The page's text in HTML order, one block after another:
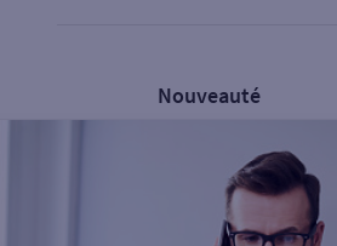
Nouveauté